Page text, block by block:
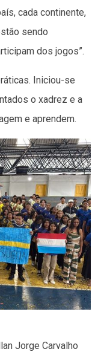
cada continente,
sendo
dos jogos”.
Iniciou-se
o xadrez e a
e aprendem.
Jorge Carvalho